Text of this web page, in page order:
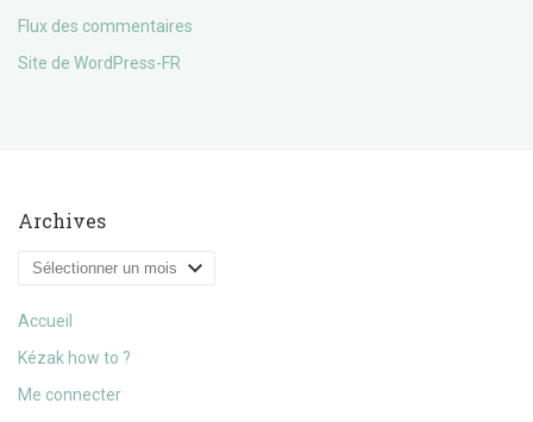
Flux des commentaires
Site de WordPress-FR
Archives
Archives
Accueil
Kézak how to ?
Me connecter